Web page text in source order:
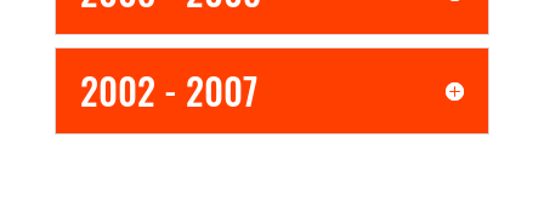
2008 - 2009
2002 - 2007